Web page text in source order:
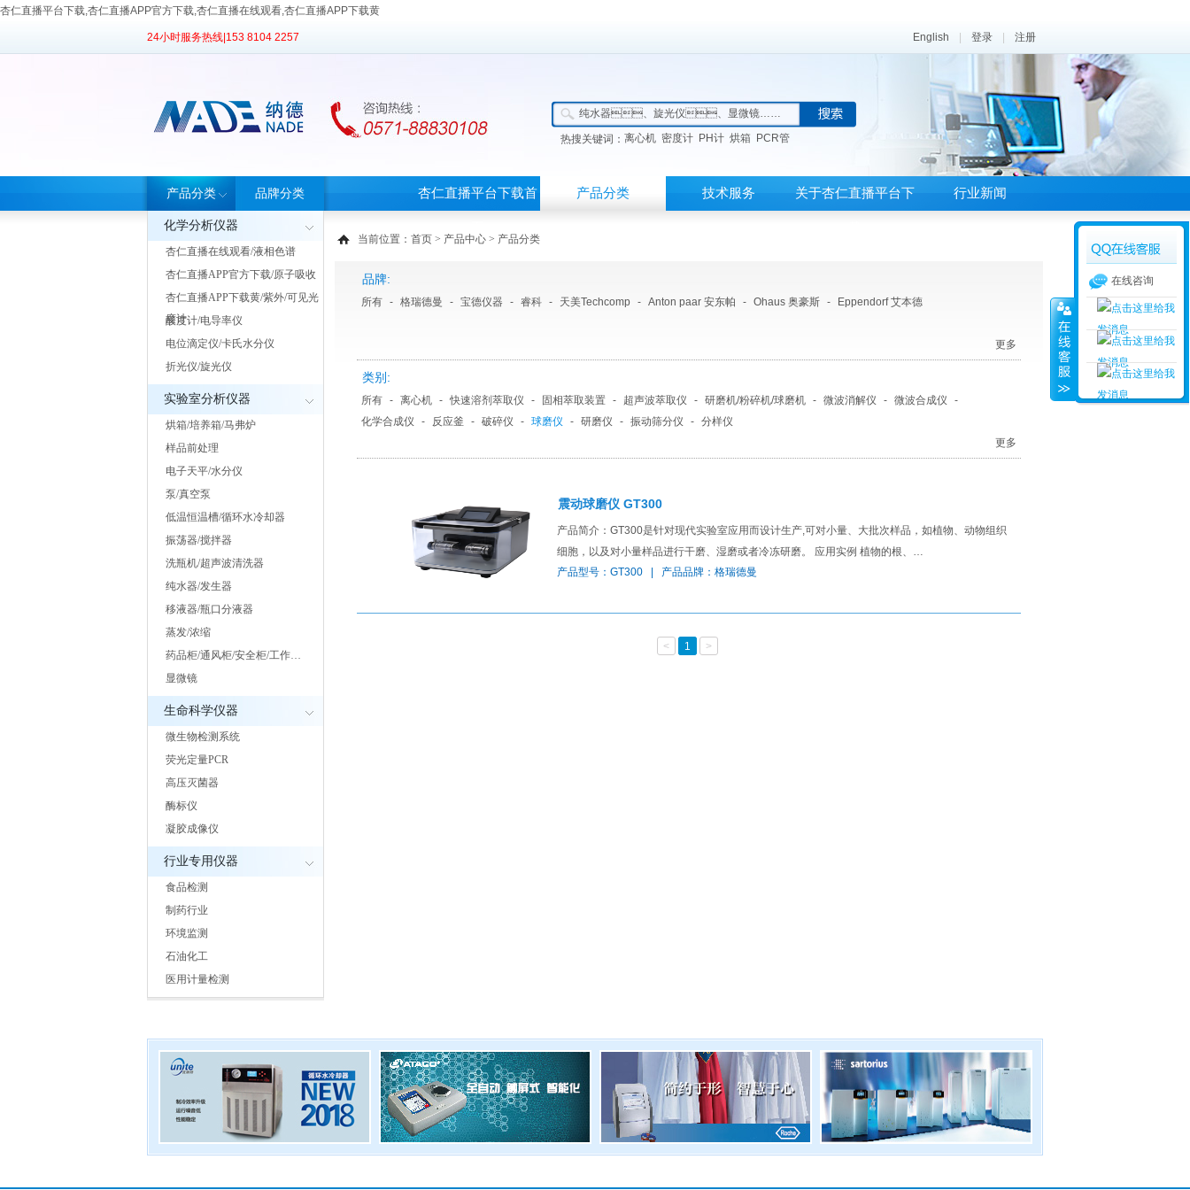
杏仁直播平台下载,杏仁直播APP官方下载,杏仁直播在线观看,杏仁直播APP下载黄
24小时服务热线| 153 8104 2257 English 登录 注册
热搜关键词： 离心机 密度计 PH计 烘箱 PCR管
产品分类
化学分析仪器
杏仁直播在线观看/液相色谱
杏仁直播APP官方下载/原子吸收
杏仁直播APP下载黄/紫外/可见光
度计
酸度计/电导率仪
电位滴定仪/卡氏水分仪
折光仪/旋光仪
实验室分析仪器
烘箱/培养箱/马弗炉
样品前处理
电子天平/水分仪
泵/真空泵
低温恒温槽/循环水冷却器
振荡器/搅拌器
洗瓶机/超声波清洗器
纯水器/发生器
移液器/瓶口分液器
蒸发/浓缩
药品柜/通风柜/安全柜/工作…
显微镜
生命科学仪器
微生物检测系统
荧光定量PCR
高压灭菌器
酶标仪
凝胶成像仪
行业专用仪器
食品检测
制药行业
环境监测
石油化工
医用计量检测
品牌分类 杏仁直播平台下载首 产品分类 技术服务 关于杏仁直播平台下 行业新闻
当前位置： 首页 > 产品中心 > 产品分类
品牌:
所有 - 格瑞德曼 - 宝德仪器 - 睿科 - 天美Techcomp - Anton paar 安东帕 - Ohaus 奥豪斯 - Eppendorf 艾本德
更多
类别:
所有 - 离心机 - 快速溶剂萃取仪 - 固相萃取装置 - 超声波萃取仪 - 研磨机/粉碎机/球磨机 - 微波消解仪 - 微波合成仪
-
化学合成仪
- 反应釜 - 破碎仪 - 球磨仪 - 研磨仪 - 振动筛分仪 - 分样仪
更多
震动球磨仪 GT300
产品简介：GT300是针对现代实验室应用而设计生产,可对小量、大批次样品，如植物、动物组织
细胞，以及对小量样品进行干磨、湿磨或者冷冻研磨。 应用实例 植物的根、…
产品型号：GT300 | 产品品牌：格瑞德曼
< 1 >
在线咨询